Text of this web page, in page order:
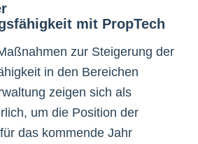
mit PropTech
zur Steigerung der
in den Bereichen
zeigen sich als
um die Position der
das kommende Jahr